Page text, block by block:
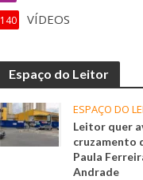
VÍDEOS
140
Espaço do Leitor
ESPAÇO DO
Leitor quer
cruzamento
Paula
Andrade